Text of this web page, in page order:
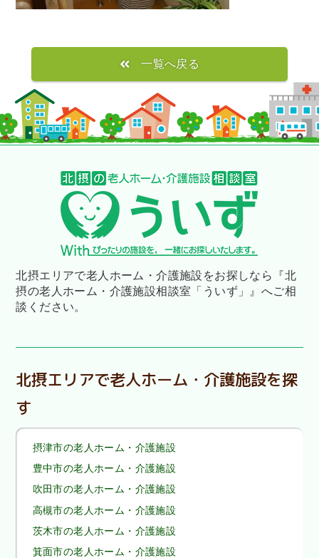
一覧へ戻る
北摂エリアで老人ホーム・介護施設をお探しなら
『北
摂の老人ホーム・介護施設相談室「ういず」』へご相
談ください。
北摂エリアで老人ホーム・介護施設を探
す
摂津市の老人ホーム・介護施設
豊中市の老人ホーム・介護施設
吹田市の老人ホーム・介護施設
高槻市の老人ホーム・介護施設
茨木市の老人ホーム・介護施設
箕面市の老人ホーム・介護施設